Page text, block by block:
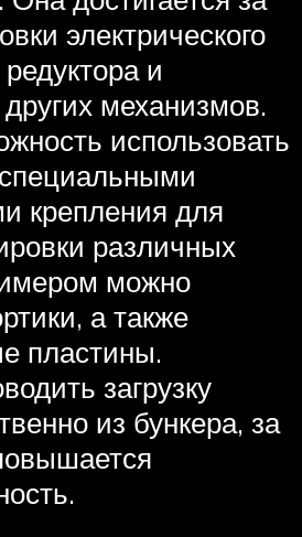
электрического
и
механизмов.
использовать
крепления для
различных
можно
а также
пластины.
загрузку
из бункера, за